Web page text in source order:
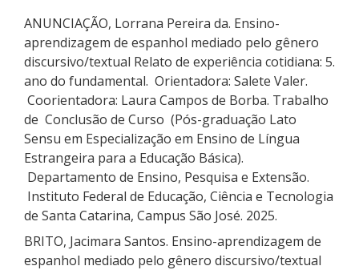
ANUNCIAÇÃO, Lorrana Pereira da. Ensino-
aprendizagem de espanhol mediado pelo gênero
discursivo/textual Relato de experiência cotidiana: 5.
ano do fundamental. Orientadora: Salete Valer.
Coorientadora: Laura Campos de Borba. Trabalho
de Conclusão de Curso (Pós-graduação Lato
Sensu em Especialização em Ensino de Língua
Estrangeira para a Educação Básica).
Departamento de Ensino, Pesquisa e Extensão.
Instituto Federal de Educação, Ciência e Tecnologia
de Santa Catarina, Campus São José. 2025.
BRITO, Jacimara Santos. Ensino-aprendizagem de
espanhol mediado pelo gênero discursivo/textual